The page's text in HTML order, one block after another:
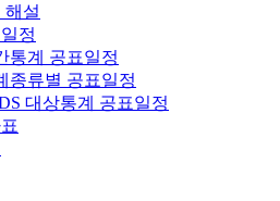
해설
정
통계 공표일정
종류별 공표일정
대상통계 공표일정